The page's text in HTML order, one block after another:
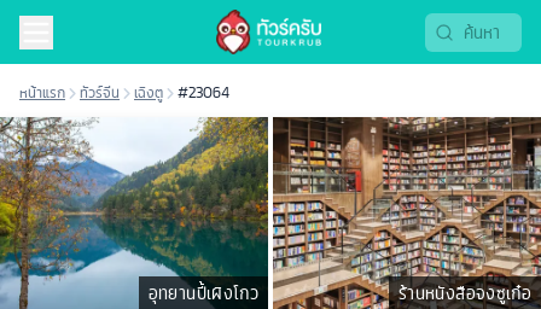
หน้าแรก ทัวร์จีน เฉิงตู #23064
อุทยานปี้เผิงโกว ร้านหนังสือจงซูเก๋อ